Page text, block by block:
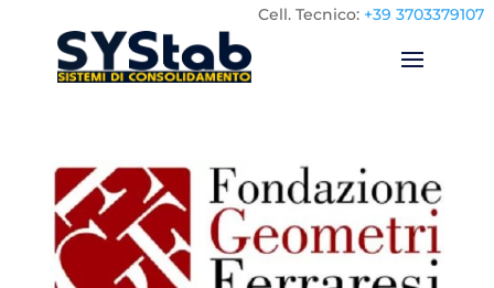
Cell. Tecnico: +39 3703379107